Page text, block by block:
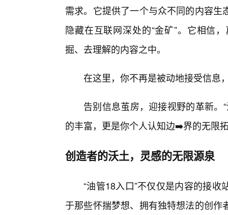
需求。它提供了一个与众不同的内容
隐藏在互联网深处的“金矿”。它相信
掘、去理解的内容之中。
在这里，你不再是被动地接受信息
告别信息茧房，迎接视野的革新。
的丰富，更是你个人认知边➡️界的无限
创造者的沃土，灵感的无限源泉
“油管18入口”不仅仅是内容的接
于那些怀揣梦想、拥有独特想法的创